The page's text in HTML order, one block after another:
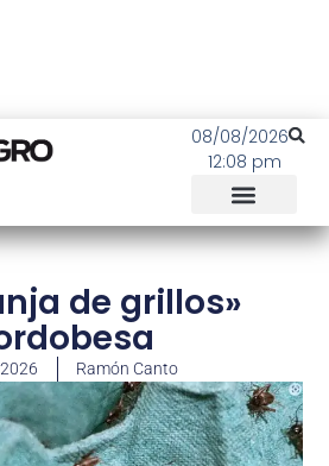
08/08/2026
12:08 pm
de grillos»
Ramón Canto